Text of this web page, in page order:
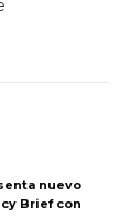
nuevo
Brief con